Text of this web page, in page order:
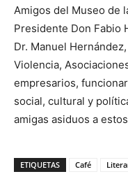
Amigos del Museo de
Presidente Don Fabio
Dr. Manuel
Violencia,
empresarios,
social, cultural y
amigas asiduos a
ETIQUETAS Café